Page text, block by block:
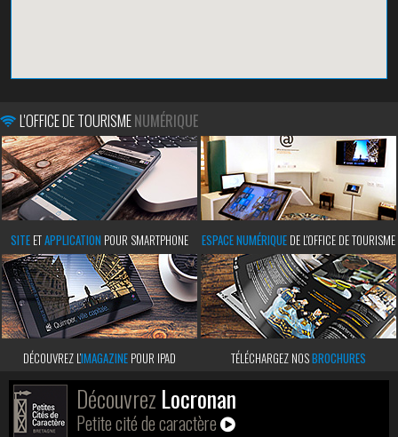
L'OFFICE DE TOURISMENUMÉRIQUE
SITE ETAPPLICATION POUR SMARTPHONE ESPACE NUMÉRIQUE DE L'OFFICE DE TOURISME
DÉCOUVREZ L’IMAGAZINE POUR IPAD TÉLÉCHARGEZ NOSBROCHURES
Découvrez Locronan
Petite cité de caractère